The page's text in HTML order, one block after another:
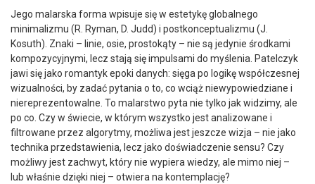
Jego malarska forma wpisuje się w estetykę globalnego
minimalizmu (R. Ryman, D. Judd) i postkonceptualizmu (J.
Kosuth). Znaki – linie, osie, prostokąty – nie są jedynie środkami
kompozycyjnymi, lecz stają się impulsami do myślenia. Patelczyk
jawi się jako romantyk epoki danych: sięga po logikę współczesnej
wizualności, by zadać pytania o to, co wciąż niewypowiedziane i
niereprezentowalne. To malarstwo pyta nie tylko jak widzimy, ale
po co. Czy w świecie, w którym wszystko jest analizowane i
filtrowane przez algorytmy, możliwa jest jeszcze wizja – nie jako
technika przedstawienia, lecz jako doświadczenie sensu? Czy
możliwy jest zachwyt, który nie wypiera wiedzy, ale mimo niej –
lub właśnie dzięki niej – otwiera na kontemplację?